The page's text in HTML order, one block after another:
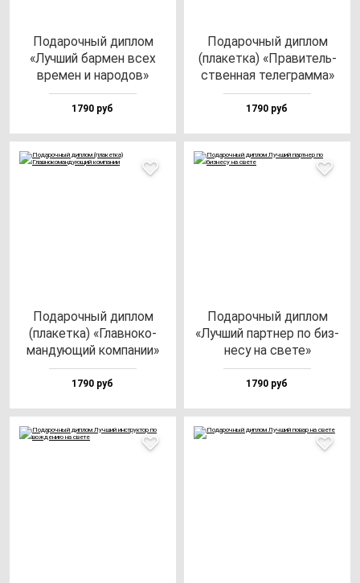
Пода­роч­ный дип­лом
«Луч­ший бар­мен всех
вре­мен и на­ро­дов»
1790 руб
Пода­роч­ный дип­лом
(пла­кет­ка) «Пра­ви­тель­
ствен­ная те­лег­рам­ма»
1790 руб
Пода­роч­ный дип­лом
(пла­кет­ка) «Глав­но­ко­
ман­ду­ющий ком­па­нии»
1790 руб
Пода­роч­ный дип­лом
«Луч­ший пар­тнер по биз­
не­су на све­те»
1790 руб